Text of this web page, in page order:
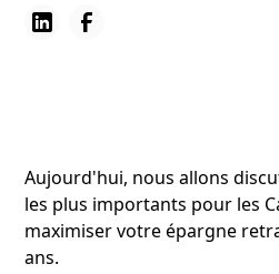
Aujourd'hui, nous allons
les plus importants pour les
maximiser votre épargne
ans.